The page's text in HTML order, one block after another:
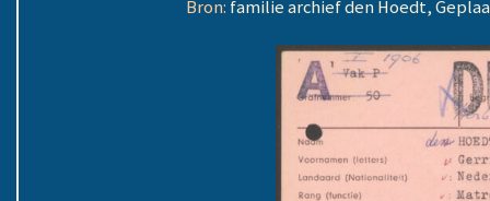
Bron: familie archief den Hoedt,